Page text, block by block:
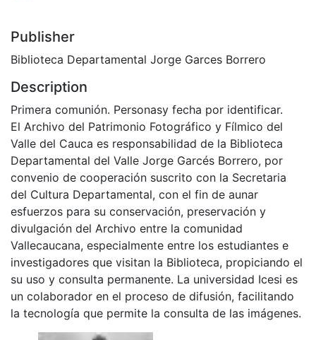
Publisher
Biblioteca Departamental Jorge Garces Borrero
Description
Primera comunión. Personasy fecha por identificar.
El Archivo del Patrimonio Fotográfico y Fílmico del
Valle del Cauca es responsabilidad de la Biblioteca
Departamental del Valle Jorge Garcés Borrero, por
convenio de cooperación suscrito con la Secretaria
del Cultura Departamental, con el fin de aunar
esfuerzos para su conservación, preservación y
divulgación del Archivo entre la comunidad
Vallecaucana, especialmente entre los estudiantes e
investigadores que visitan la Biblioteca, propiciando el
su uso y consulta permanente. La universidad Icesi es
un colaborador en el proceso de difusión, facilitando
la tecnología que permite la consulta de las imágenes.